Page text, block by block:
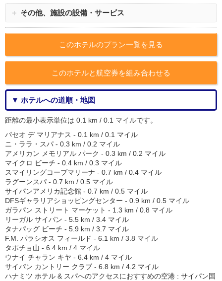
＋ その他、施設の設備・サービス
このホテルのプラン一覧を見る
このホテルと航空券を組み合わせる
▼ ホテルへの道順・地図
距離の最小表示単位は 0.1 km / 0.1 マイルです。
パセオ デ マリアナス - 0.1 km / 0.1 マイル
ニ・ララ・スパ - 0.3 km / 0.2 マイル
アメリカン メモリアル パーク - 0.3 km / 0.2 マイル
マイクロ ビーチ - 0.4 km / 0.3 マイル
スマイリングコーブマリーナ - 0.7 km / 0.4 マイル
ラグーンスパ - 0.7 km / 0.5 マイル
サイパンアメリカ記念館 - 0.7 km / 0.5 マイル
DFSギャラリアショッピングセンター - 0.9 km / 0.5 マイル
ガラパン ストリート マーケット - 1.3 km / 0.8 マイル
リーガル サイパン - 5.5 km / 3.4 マイル
タナパッグ ビーチ - 5.9 km / 3.7 マイル
F.M. パラシオス フィールド - 6.1 km / 3.8 マイル
タポチョ山 - 6.4 km / 4 マイル
ウナイ チャラン キヤ - 6.4 km / 4 マイル
サイパン カントリー クラブ - 6.8 km / 4.2 マイル
ハナミツ ホテル & スパへのアクセスにおすすめの空港 : サイパン国